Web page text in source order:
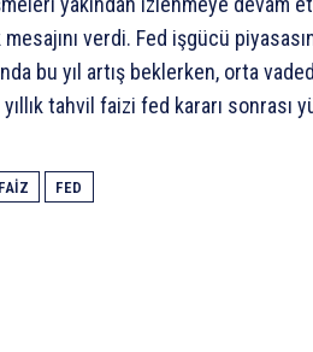
verdi. Fed işgücü
bu yıl artış beklerken, orta
tahvil faizi fed kararı sonrası
FAIZ FED